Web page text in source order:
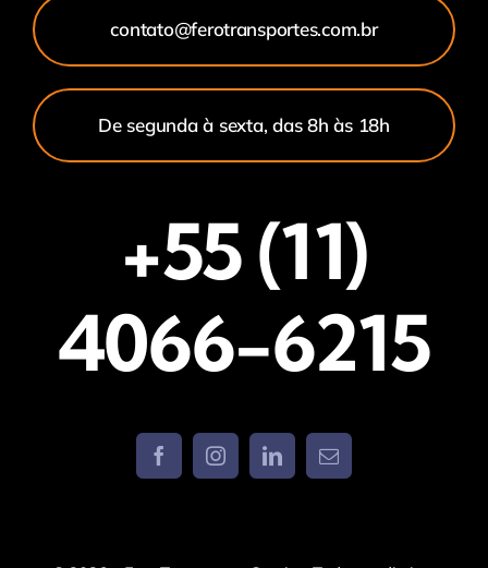
contato@ferotransportes.com.br
De segunda à sexta, das 8h às 18h
+55 (11)
4066-6215